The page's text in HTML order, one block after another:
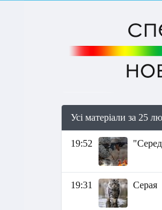
Усі матеріали за 25
19:52
19:31 Серая